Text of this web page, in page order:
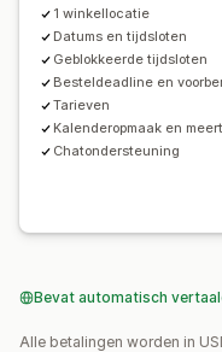
Tracking in realtime
Sms-meldingen
Bestellingen volgen
Routeoptimalisatie
1 winkellocatie
Datums en tijdsloten
Geblokkeerde tijdsloten
Besteldeadline en
Tarieven
Kalenderopmaak en
Chatondersteuning
Bevat automatisch
Alle betalingen worden in